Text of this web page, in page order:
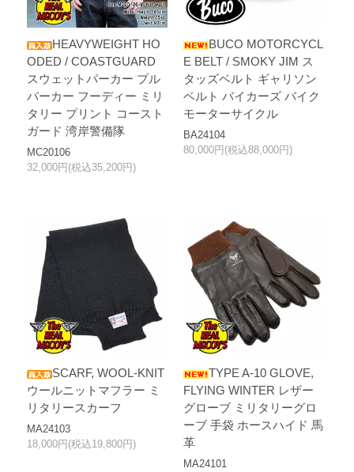
HEAVYWEIGHT HO
ODED / COASTGUARD
スウェットパーカー プル
パーカー フーディー ミリ
タリー プリント コースト
ガード 湾岸警備隊
MC20106
32,000円(税込35,200円)
BUCO MOTORCYCL
E BELT / SMOKY JIM ス
タッズベルト ギャリソン
ベルト バイカーズ バイク
モーターサイクル
BA24104
80,000円(税込88,000円)
SCARF, WOOL-KNIT
ウールニットマフラー ミ
リタリースカーフ
MA24103
18,000円(税込19,800円)
TYPE A-10 GLOVE,
FLYING WINTER レザー
グローブ ミリタリーグロ
ーブ 手袋 ホースハイド 馬
革
MA24101